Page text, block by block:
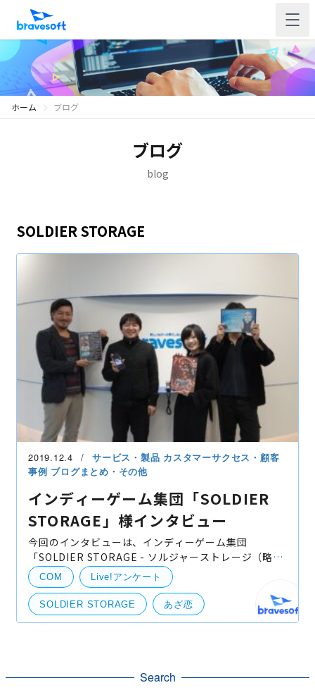
ホーム ブログ
ブログ
blog
SOLDIER STORAGE
2019.12.4 サービス・製品 カスタマーサクセス・顧客
事例 ブログまとめ・その他
インディーゲーム集団「SOLDIER
STORAGE」様インタビュー
今回のインタビューは、インディーゲーム集団
「SOLDIER STORAGE - ソルジャーストレージ（略
称：ソルスト）」の代表であり、プロデュース・ディ
レクションからスクリプト作成まで幅広く対応されて
いる柊壬琴（ひいら
COM Live!アンケート
SOLDIER STORAGE あざ恋
Search